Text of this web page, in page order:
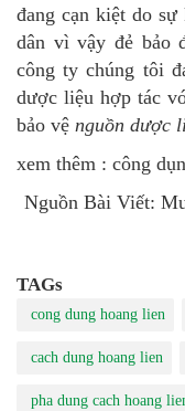
đang cạn kiệt do sự
dân vì vậy đẻ bảo
công ty chúng tôi
dược liệu hợp tác
bảo vệ nguồn dược
xem thêm : công
Nguồn Bài Viết:
TAGs
cong dung hoang lien
cach dung hoang lien
pha dung cach hoang